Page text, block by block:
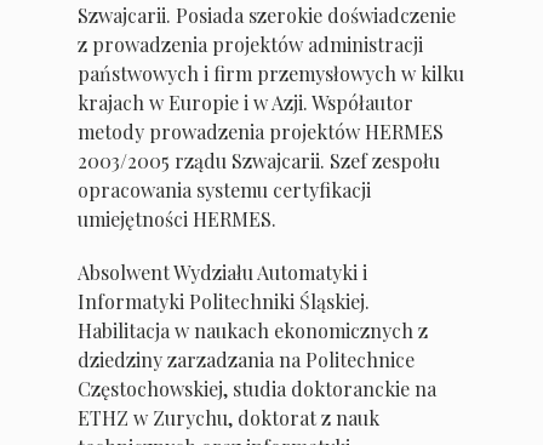
Szwajcarii. Posiada szerokie doświadczenie
z prowadzenia projektów administracji
państwowych i firm przemysłowych w kilku
krajach w Europie i w Azji. Współautor
metody prowadzenia projektów HERMES
2003/2005 rządu Szwajcarii. Szef zespołu
opracowania systemu certyfikacji
umiejętności HERMES.
Absolwent Wydziału Automatyki i
Informatyki Politechniki Śląskiej.
Habilitacja w naukach ekonomicznych z
dziedziny zarzadzania na Politechnice
Częstochowskiej, studia doktoranckie na
ETHZ w Zurychu, doktorat z nauk